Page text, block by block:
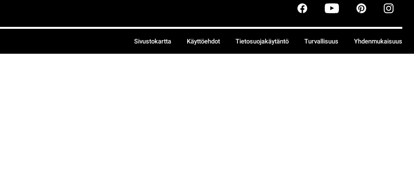
Sivustokartta Käyttöehdot Tietosuojakäytäntö Turvallisuus Yhdenmukaisuus